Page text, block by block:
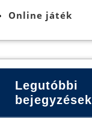
Online játék
Legutóbbi
bejegyzések